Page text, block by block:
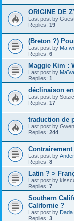
ORIGINE DE
Last post by Guest
Replies: 19
(Breton ?)
Last post by
Replies: 6
Maggie Kim :
Last post by
Replies: 1
déclinaison
Last post by Soizic
Replies: 17
traduction de
Last post by Gwen
Replies: 244
Contrairement
Last post by
Replies: 8
Latin ? >
Last post by
Replies: 7
Southern
Californie ?
Last post by Dada
Replies: 3